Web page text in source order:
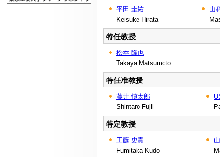
平田 圭祐
Keisuke Hirata
山
特任教授
松本 隆也
Takaya Matsumoto
特任准教授
藤井 慎太郎
Shintaro Fujii
特定教授
工藤 史貴
Fumitaka Kudo